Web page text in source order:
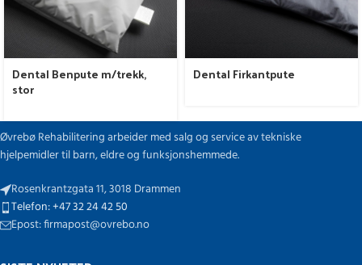
Dental Benpute m/trekk,
stor
Dental Firkantpute
Øvrebø Rehabilitering arbeider med salg og service av tekniske
hjelpemidler til barn, eldre og funksjonshemmede.
Rosenkrantzgata 11, 3018 Drammen
Telefon: +47 32 24 42 50
Epost: firmapost@ovrebo.no